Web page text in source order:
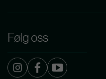
Følg oss